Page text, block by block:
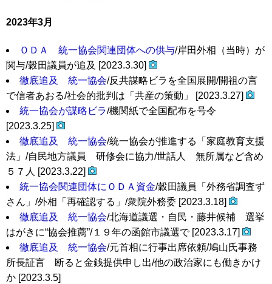
2023年3月
ＯＤＡ 統一協会関連団体への供与/岸田外相（当時）が
関与/穀田議員が追及 [2023.3.30]
徹底追及 統一協会/反共謀略ビラを全国展開/開祖の言
で信者あおる/社会的批判は「共産の策動」 [2023.3.27]
統一協会が謀略ビラ/機関紙で全国配布を号令
[2023.3.25]
徹底追及 統一協会/統一協会が推進する「家庭教育支援
法」/自民地方議員 研修会に協力/世話人 無所属など含め
５７人 [2023.3.22]
統一協会関連団体にＯＤＡ資金/穀田議員「外務省調査ず
さん」/外相「再確認する」/衆院外務委 [2023.3.18]
徹底追及 統一協会/北海道議選・自民・藤井候補 選挙
はがきに“協会推薦”/１９年の函館市議選で [2023.3.17]
徹底追及 統一協会/元首相に行事出席依頼/鳩山氏事務
所長証言 断ると金銭提供申し出/他の政治家にも働きかけ
か [2023.3.5]